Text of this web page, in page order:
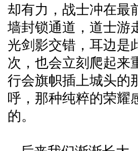
却有力，战士冲在最
墙封锁通道，道士游
光剑影交错，耳边是
次，也会立刻爬起来
行会旗帜插上城头的
呼，那种纯粹的荣耀
的。